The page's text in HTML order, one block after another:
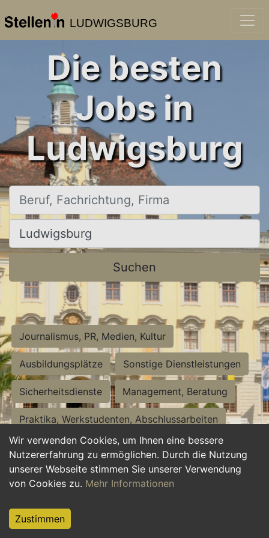
LUDWIGSBURG
Wir verwenden Cookies, um Ihnen eine bessere
Nutzererfahrung zu ermöglichen. Durch die Nutzung
unserer Webseite stimmen Sie unserer Verwendung
von Cookies zu. Mehr Informationen
Zustimmen
Die besten
Jobs in
Ludwigsburg
Beruf, Fachrichtung, Firma
Ort, Stadt
Suchen
Journalismus, PR, Medien, Kultur
Ausbildungsplätze Sonstige Dienstleistungen
Sicherheitsdienste Management, Beratung
Praktika, Werkstudenten, Abschlussarbeiten
Personalwesen Assistenz, Sekretariat
Hilfskräfte, Aushilfs- und Nebenjobs
Weiterbildung, Studium, duale Ausbildung